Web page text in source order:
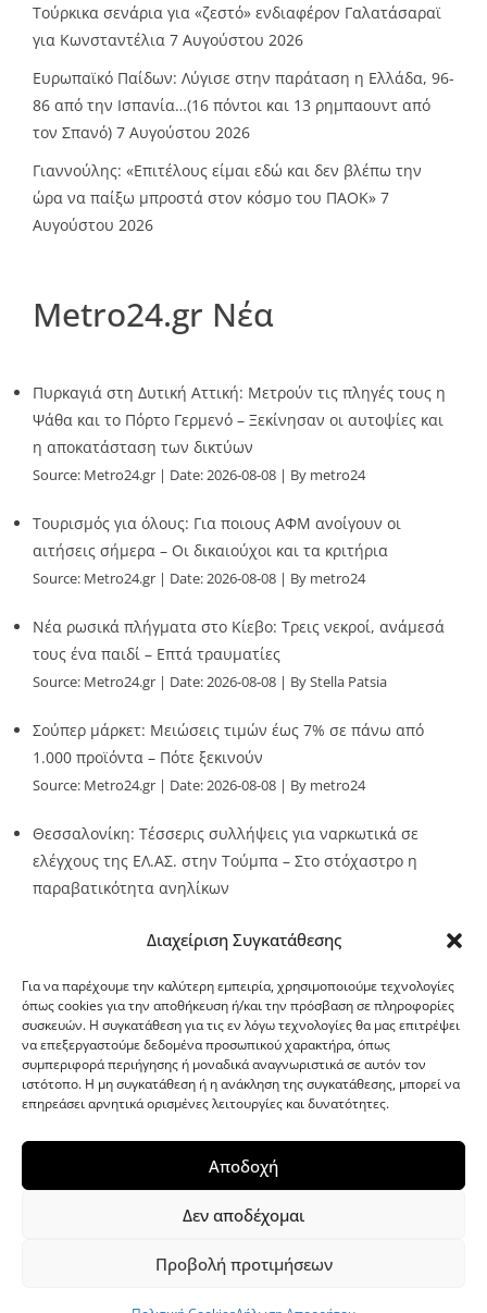
Διαχείριση Συγκατάθεσης
Για να παρέχουμε την καλύτερη εμπειρία, χρησιμοποιούμε τεχνολογίες
όπως cookies για την αποθήκευση ή/και την πρόσβαση σε πληροφορίες
συσκευών. Η συγκατάθεση για τις εν λόγω τεχνολογίες θα μας επιτρέψει
να επεξεργαστούμε δεδομένα προσωπικού χαρακτήρα, όπως
συμπεριφορά περιήγησης ή μοναδικά αναγνωριστικά σε αυτόν τον
ιστότοπο. Η μη συγκατάθεση ή η ανάκληση της συγκατάθεσης, μπορεί να
επηρεάσει αρνητικά ορισμένες λειτουργίες και δυνατότητες.
Αποδοχή
Δεν αποδέχομαι
Προβολή προτιμήσεων
Τούρκικα σενάρια για «ζεστό» ενδιαφέρον Γαλατάσαραϊ
για Κωνσταντέλια 7 Αυγούστου 2026
Ευρωπαϊκό Παίδων: Λύγισε στην παράταση η Ελλάδα, 96-
86 από την Ισπανία…(16 πόντοι και 13 ρημπαουντ από
τον Σπανό) 7 Αυγούστου 2026
Γιαννούλης: «Επιτέλους είμαι εδώ και δεν βλέπω την
ώρα να παίξω μπροστά στον κόσμο του ΠΑΟΚ» 7
Αυγούστου 2026
Metro24.gr Νέα
Πυρκαγιά στη Δυτική Αττική: Μετρούν τις πληγές τους η
Ψάθα και το Πόρτο Γερμενό – Ξεκίνησαν οι αυτοψίες και
η αποκατάσταση των δικτύων
Source: Metro24.gr Date: 2026-08-08 By metro24
Τουρισμός για όλους: Για ποιους ΑΦΜ ανοίγουν οι
αιτήσεις σήμερα – Οι δικαιούχοι και τα κριτήρια
Source: Metro24.gr Date: 2026-08-08 By metro24
Νέα ρωσικά πλήγματα στο Κίεβο: Τρεις νεκροί, ανάμεσά
τους ένα παιδί – Επτά τραυματίες
Source: Metro24.gr Date: 2026-08-08 By Stella Patsia
Σούπερ μάρκετ: Μειώσεις τιμών έως 7% σε πάνω από
1.000 προϊόντα – Πότε ξεκινούν
Source: Metro24.gr Date: 2026-08-08 By metro24
Θεσσαλονίκη: Τέσσερις συλλήψεις για ναρκωτικά σε
ελέγχους της ΕΛ.ΑΣ. στην Τούμπα – Στο στόχαστρο η
παραβατικότητα ανηλίκων
G-point.gr
WordPress Theme|Viral News by HashThemes